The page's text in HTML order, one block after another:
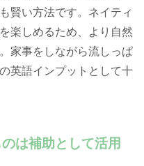
賢い方法です。ネイティ
楽しめるため、より自然
家事をしながら流しっぱ
英語インプットとして十
は補助として活用